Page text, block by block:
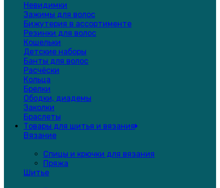
Невидимки
Зажимы для волос
Бижутерия в ассортименте
Резинки для волос
Кошельки
Детские наборы
Банты для волос
Расчёски
Кольца
Брелки
Ободки, диадемы
Заколки
Браслеты
Товары для шитья и вязания
Вязание
Спицы и крючки для вязания
Пряжа
Шитье